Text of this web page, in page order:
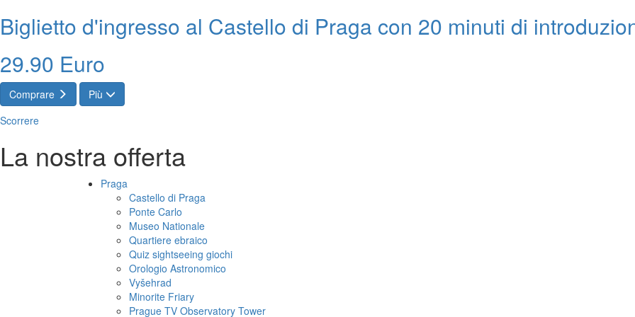
Biglietto d'ingresso al Castello di Praga con 20 minuti di
29.90 Euro
Comprare
Più
Scorrere
La nostra offerta
Praga
Castello di Praga
Ponte Carlo
Museo Nationale
Quartiere ebraico
Quiz sightseeing giochi
Orologio Astronomico
Vyšehrad
Minorite Friary
Prague TV Observatory Tower